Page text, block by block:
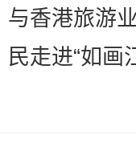
与香港旅游
民走进“如画